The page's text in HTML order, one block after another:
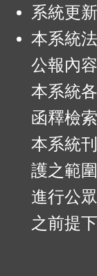
系統更
本系統
公報內
本系統
函釋檢
本系統
護之範
進行公
之前提